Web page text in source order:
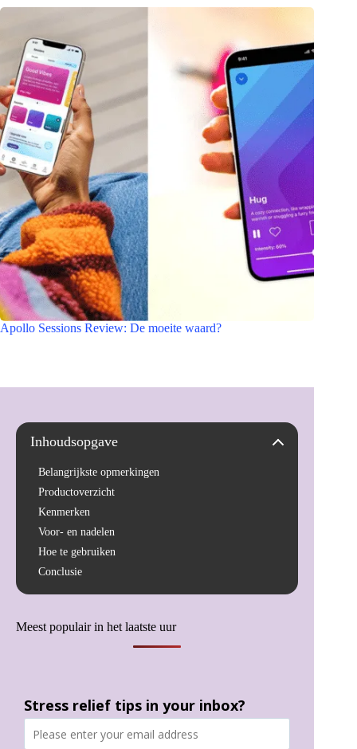
Apollo Sessions Review: De moeite waard?
Inhoudsopgave
Belangrijkste opmerkingen
Productoverzicht
Kenmerken
Voor- en nadelen
Hoe te gebruiken
Conclusie
Meest populair in het laatste uur
Stress relief tips in your inbox?